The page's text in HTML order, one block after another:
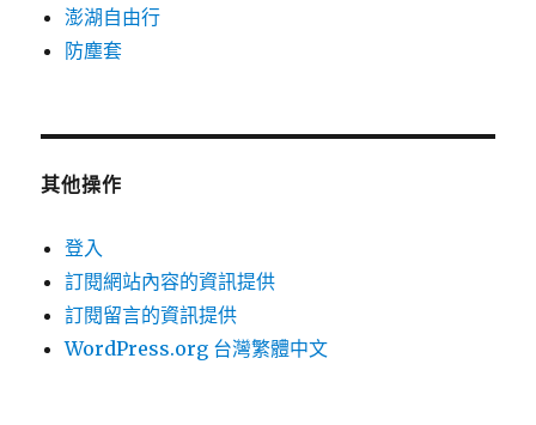
澎湖自由行
防塵套
其他操作
登入
訂閱網站內容的資訊提供
訂閱留言的資訊提供
WordPress.org 台灣繁體中文